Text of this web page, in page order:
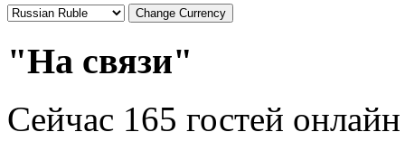
"На связи"
Сейчас 165 гостей онлайн